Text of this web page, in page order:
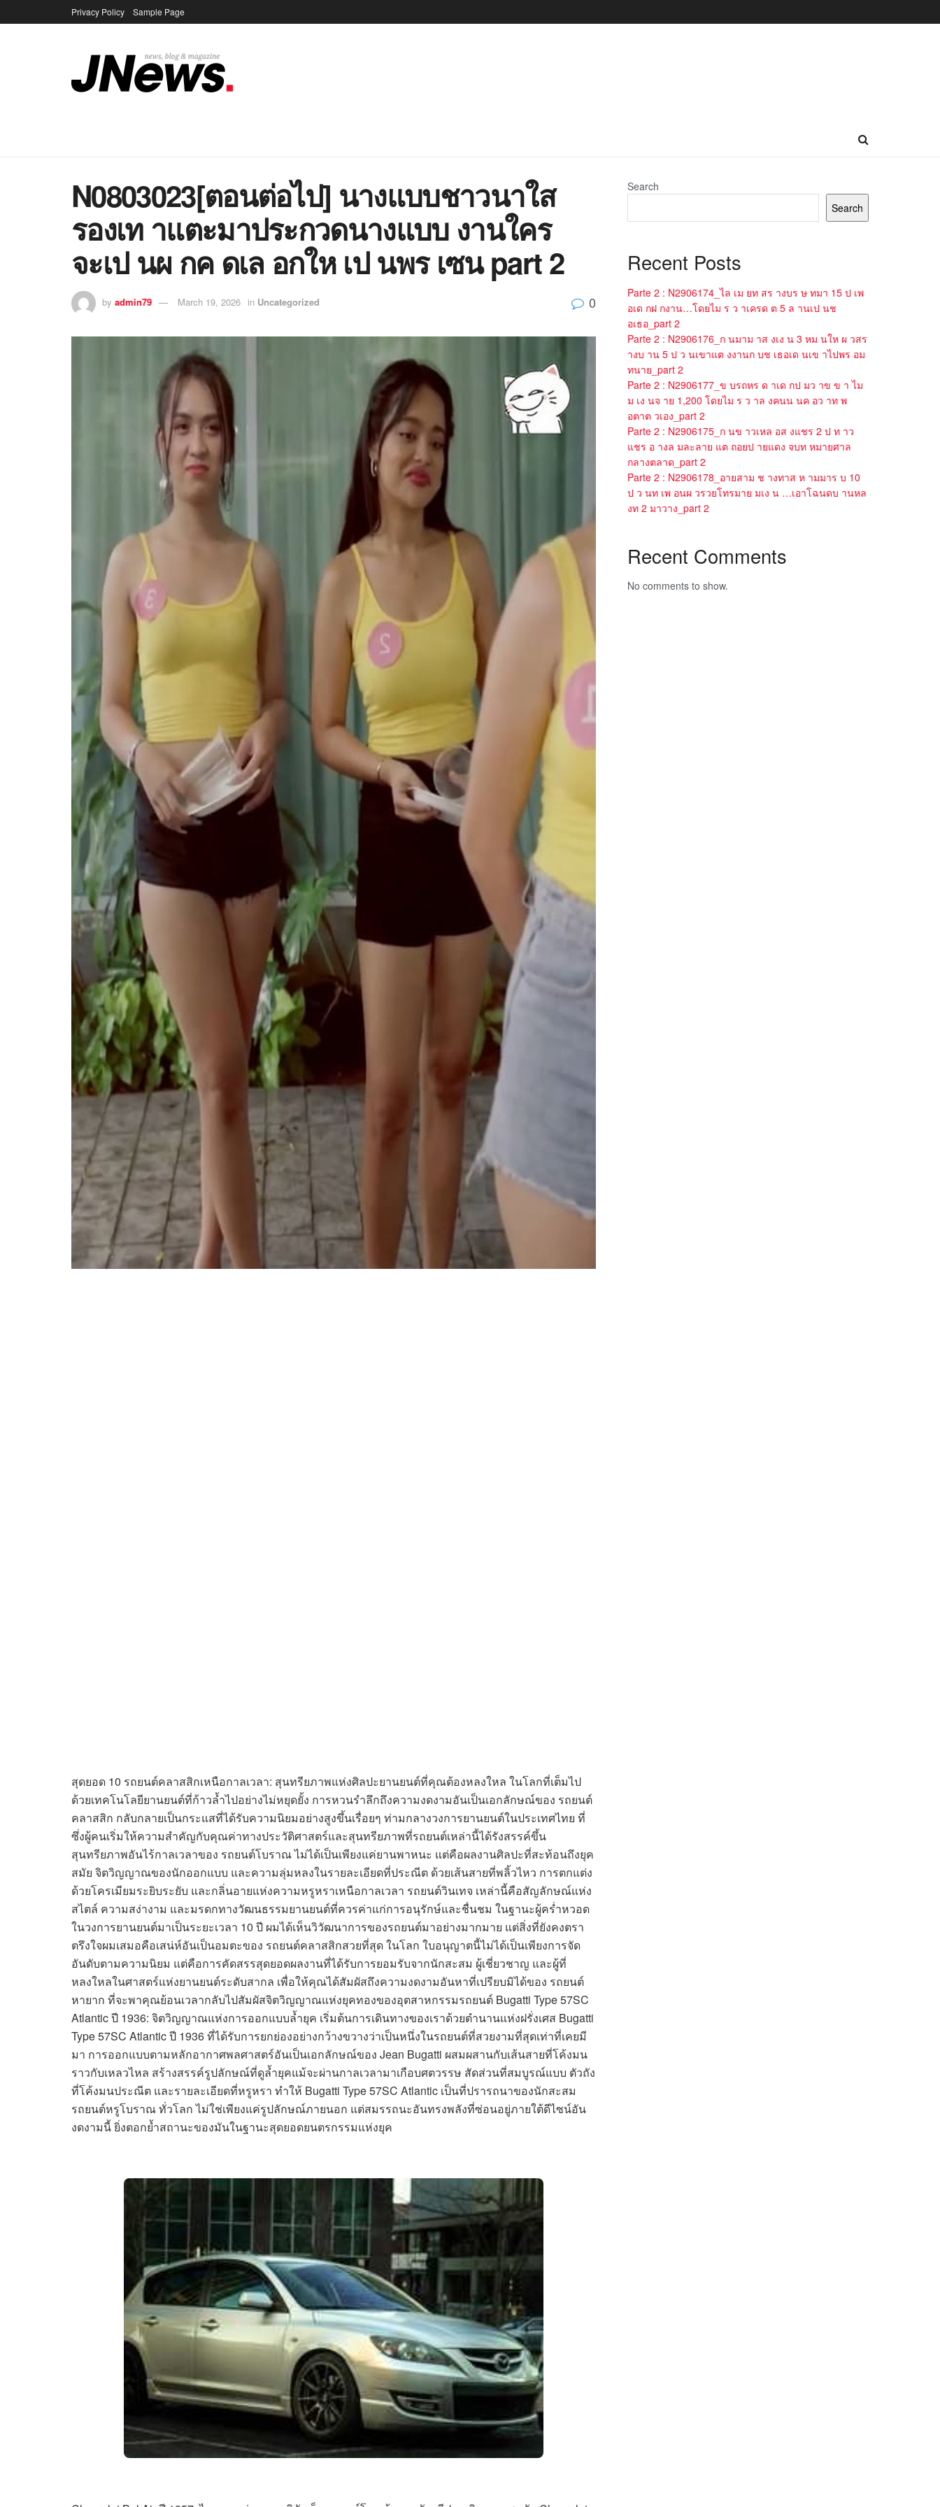
Privacy Policy Sample Page
N0803023[ตอนต่อไป] นางแบบชาวนาใส
รองเท าแตะมาประกวดนางแบบ งานใคร
จะเป นผ กค ดเล อกให เป นพร เซน part 2
by admin79 March 19, 2026 in Uncategorized 0
สุดยอด 10 รถยนต์คลาสสิกเหนือกาลเวลา: สุนทรียภาพแห่งศิลปะยานยนต์ที่คุณต้องหลงใหล ในโลกที่เต็มไป
ด้วยเทคโนโลยียานยนต์ที่ก้าวล้ำไปอย่างไม่หยุดยั้ง การหวนรำลึกถึงความงดงามอันเป็นเอกลักษณ์ของ รถยนต์
คลาสสิก กลับกลายเป็นกระแสที่ได้รับความนิยมอย่างสูงขึ้นเรื่อยๆ ท่ามกลางวงการยานยนต์ในประเทศไทย ที่
ซึ่งผู้คนเริ่มให้ความสำคัญกับคุณค่าทางประวัติศาสตร์และสุนทรียภาพที่รถยนต์เหล่านี้ได้รังสรรค์ขึ้น
สุนทรียภาพอันไร้กาลเวลาของ รถยนต์โบราณ ไม่ได้เป็นเพียงแค่ยานพาหนะ แต่คือผลงานศิลปะที่สะท้อนถึงยุค
สมัย จิตวิญญาณของนักออกแบบ และความลุ่มหลงในรายละเอียดที่ประณีต ด้วยเส้นสายที่พลิ้วไหว การตกแต่ง
ด้วยโครเมียมระยิบระยับ และกลิ่นอายแห่งความหรูหราเหนือกาลเวลา รถยนต์วินเทจ เหล่านี้คือสัญลักษณ์แห่ง
สไตล์ ความสง่างาม และมรดกทางวัฒนธรรมยานยนต์ที่ควรค่าแก่การอนุรักษ์และชื่นชม ในฐานะผู้คร่ำหวอด
ในวงการยานยนต์มาเป็นระยะเวลา 10 ปี ผมได้เห็นวิวัฒนาการของรถยนต์มาอย่างมากมาย แต่สิ่งที่ยังคงตรา
ตรึงใจผมเสมอคือเสน่ห์อันเป็นอมตะของ รถยนต์คลาสสิกสวยที่สุด ในโลก ใบอนุญาตนี้ไม่ได้เป็นเพียงการจัด
อันดับตามความนิยม แต่คือการคัดสรรสุดยอดผลงานที่ได้รับการยอมรับจากนักสะสม ผู้เชี่ยวชาญ และผู้ที่
หลงใหลในศาสตร์แห่งยานยนต์ระดับสากล เพื่อให้คุณได้สัมผัสถึงความงดงามอันหาที่เปรียบมิได้ของ รถยนต์
หายาก ที่จะพาคุณย้อนเวลากลับไปสัมผัสจิตวิญญาณแห่งยุคทองของอุตสาหกรรมรถยนต์ Bugatti Type 57SC
Atlantic ปี 1936: จิตวิญญาณแห่งการออกแบบล้ำยุค เริ่มต้นการเดินทางของเราด้วยตำนานแห่งฝรั่งเศส Bugatti
Type 57SC Atlantic ปี 1936 ที่ได้รับการยกย่องอย่างกว้างขวางว่าเป็นหนึ่งในรถยนต์ที่สวยงามที่สุดเท่าที่เคยมี
มา การออกแบบตามหลักอากาศพลศาสตร์อันเป็นเอกลักษณ์ของ Jean Bugatti ผสมผสานกับเส้นสายที่โค้งมน
ราวกับเหลวไหล สร้างสรรค์รูปลักษณ์ที่ดูล้ำยุคแม้จะผ่านกาลเวลามาเกือบศตวรรษ สัดส่วนที่สมบูรณ์แบบ ตัวถัง
ที่โค้งมนประณีต และรายละเอียดที่หรูหรา ทำให้ Bugatti Type 57SC Atlantic เป็นที่ปรารถนาของนักสะสม
รถยนต์หรูโบราณ ทั่วโลก ไม่ใช่เพียงแค่รูปลักษณ์ภายนอก แต่สมรรถนะอันทรงพลังที่ซ่อนอยู่ภายใต้ดีไซน์อัน
งดงามนี้ ยิ่งตอกย้ำสถานะของมันในฐานะสุดยอดยนตรกรรมแห่งยุค
Search
Search
Recent Posts
Parte 2 : N2906174_ไล เม ยท สร างบร ษ ทมา 15 ป เพ
อเด กฝ กงาน…โดยไม ร ว าเครด ต 5 ล านเป นช
อเธอ_part 2
Parte 2 : N2906176_ก นมาม าส งเง น 3 หม นให ผ วสร
างบ าน 5 ป ว นเขาแต งงานก บช เธอเด นเข าไปพร อม
ทนาย_part 2
Parte 2 : N2906177_ข บรถหร ด าเด กป มว าข ข า ไม
ม เง นจ าย 1,200 โดยไม ร ว าล งคนน นค อว าท พ
อตาต วเอง_part 2
Parte 2 : N2906175_ก นข าวเหล อส งแชร 2 ป ท าว
แชร อ างล มละลาย แต ถอยป ายแดง จบท หมายศาล
กลางตลาด_part 2
Parte 2 : N2906178_อายสาม ช างทาส ห ามมาร บ 10
ป ว นท เพ อนผ วรวยโทรมาย มเง น …เอาโฉนดบ านหล
งท 2 มาวาง_part 2
Recent Comments
No comments to show.